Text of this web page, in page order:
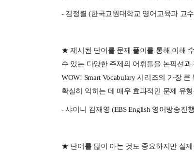
- 김정렬 (한국교원대학교 영어교육과 교
★ 제시된 단어를 문제 풀이를 통해 이해
수 있는 다양한 주제의 어휘들을 논픽션
WOW! Smart Vocabulary 시리즈의 가장
확실히 익히는 데 매우 효과적인 문제 유
- 샤이니 김재영 (EBS English 영어방송진
★ 단어를 많이 아는 것도 중요하지만 실